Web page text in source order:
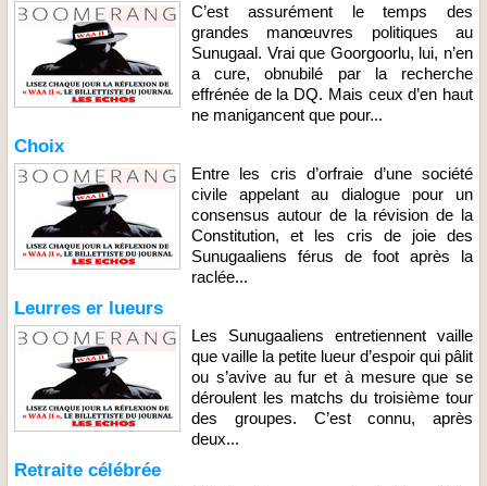
C’est assurément le temps des
grandes manœuvres politiques au
Sunugaal. Vrai que Goorgoorlu, lui, n’en
a cure, obnubilé par la recherche
effrénée de la DQ. Mais ceux d’en haut
ne manigancent que pour...
Choix
Entre les cris d’orfraie d’une société
civile appelant au dialogue pour un
consensus autour de la révision de la
Constitution, et les cris de joie des
Sunugaaliens férus de foot après la
raclée...
Leurres er lueurs
Les Sunugaaliens entretiennent vaille
que vaille la petite lueur d’espoir qui pâlit
ou s’avive au fur et à mesure que se
déroulent les matchs du troisième tour
des groupes. C’est connu, après
deux...
Retraite célébrée